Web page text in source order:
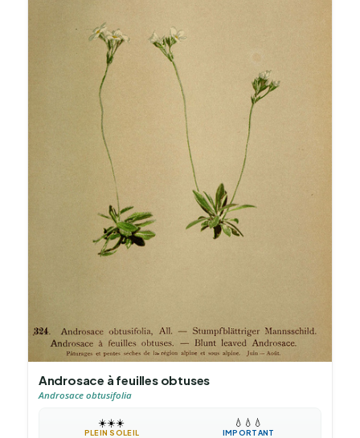
Androsace à feuilles obtuses
Androsace obtusifolia
☀️☀️☀️
PLEIN SOLEIL
💧 💧 💧
IMPORTANT